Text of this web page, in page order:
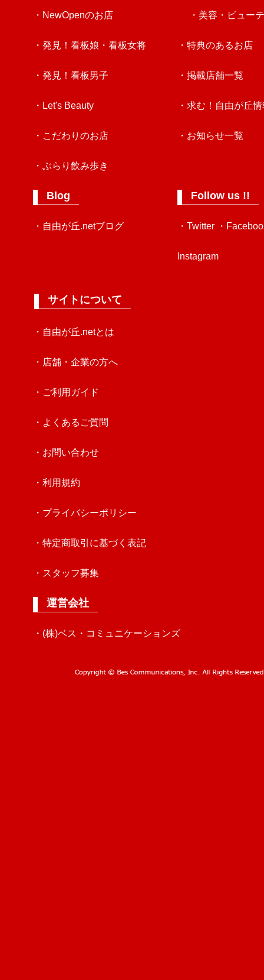
・NewOpenのお店
・発見！看板娘・看板女将
・発見！看板男子
・Let's Beauty
・こだわりのお店
・ぶらり飲み歩き
Blog
・自由が丘.netブログ
・美容・ビュー
・特典のあるお店
・掲載店舗一覧
・求む！自由が丘
・お知らせ一覧
Follow us !!
・Twitter ・
Instagram
サイトについて
・自由が丘.netとは
・店舗・企業の方へ
・ご利用ガイド
・よくあるご質問
・お問い合わせ
・利用規約
・プライバシーポリシー
・特定商取引に基づく表記
・スタッフ募集
運営会社
・(株)ベス・コミュニケーションズ